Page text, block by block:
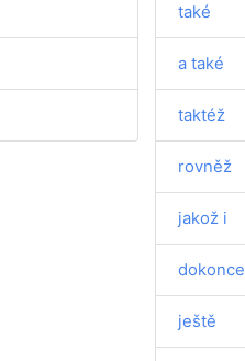
také
a také
taktéž
rovněž
jakož i
dokonce
ještě